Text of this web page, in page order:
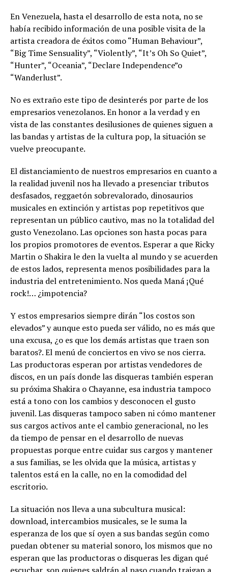
En Venezuela, hasta el desarrollo de esta nota, no se
había recibido información de una posible visita de la
artista creadora de éxitos como “Human Behaviour”,
“Big Time Sensuality”, “Violently”, “It’s Oh So Quiet”,
“Hunter”, “Oceania”, “Declare Independence”o
“Wanderlust”.
No es extraño este tipo de desinterés por parte de los
empresarios venezolanos. En honor a la verdad y en
vista de las constantes desilusiones de quienes siguen a
las bandas y artistas de la cultura pop, la situación se
vuelve preocupante.
El distanciamiento de nuestros empresarios en cuanto a
la realidad juvenil nos ha llevado a presenciar tributos
desfasados, reggaetón sobrevalorado, dinosaurios
musicales en extinción y artistas pop repetitivos que
representan un público cautivo, mas no la totalidad del
gusto Venezolano. Las opciones son hasta pocas para
los propios promotores de eventos. Esperar a que Ricky
Martin o Shakira le den la vuelta al mundo y se acuerden
de estos lados, representa menos posibilidades para la
industria del entretenimiento. Nos queda Maná ¡Qué
rock!… ¿impotencia?
Y estos empresarios siempre dirán “los costos son
elevados” y aunque esto pueda ser válido, no es más que
una excusa, ¿o es que los demás artistas que traen son
baratos?. El menú de conciertos en vivo se nos cierra.
Las productoras esperan por artistas vendedores de
discos, en un país donde las disqueras también esperan
su próxima Shakira o Chayanne, esa industria tampoco
está a tono con los cambios y desconocen el gusto
juvenil. Las disqueras tampoco saben ni cómo mantener
sus cargos activos ante el cambio generacional, no les
da tiempo de pensar en el desarrollo de nuevas
propuestas porque entre cuidar sus cargos y mantener
a sus familias, se les olvida que la música, artistas y
talentos está en la calle, no en la comodidad del
escritorio.
La situación nos lleva a una subcultura musical:
download, intercambios musicales, se le suma la
esperanza de los que sí oyen a sus bandas según como
puedan obtener su material sonoro, los mismos que no
esperan que las productoras o disqueras les digan qué